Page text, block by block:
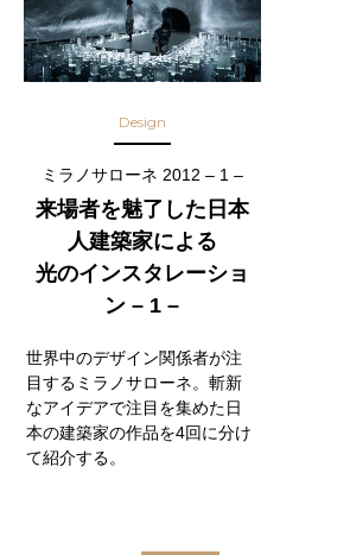
Design
ミラノサローネ 2012 – 1 –
来場者を魅了した日本
人建築家による
光のインスタレーショ
ン – 1 –
世界中のデザイン関係者が注
目するミラノサローネ。斬新
なアイデアで注目を集めた日
本の建築家の作品を4回に分け
て紹介する。